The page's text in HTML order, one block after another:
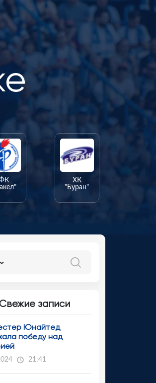
ХК
"Буран"
записи
Юнайтед
победу над
21:41